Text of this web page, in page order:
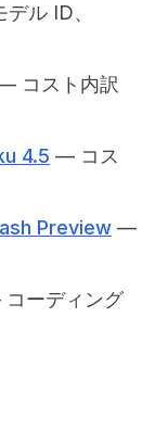
ル ID、
コスト内訳
4.5 — コス
Preview —
ーディング